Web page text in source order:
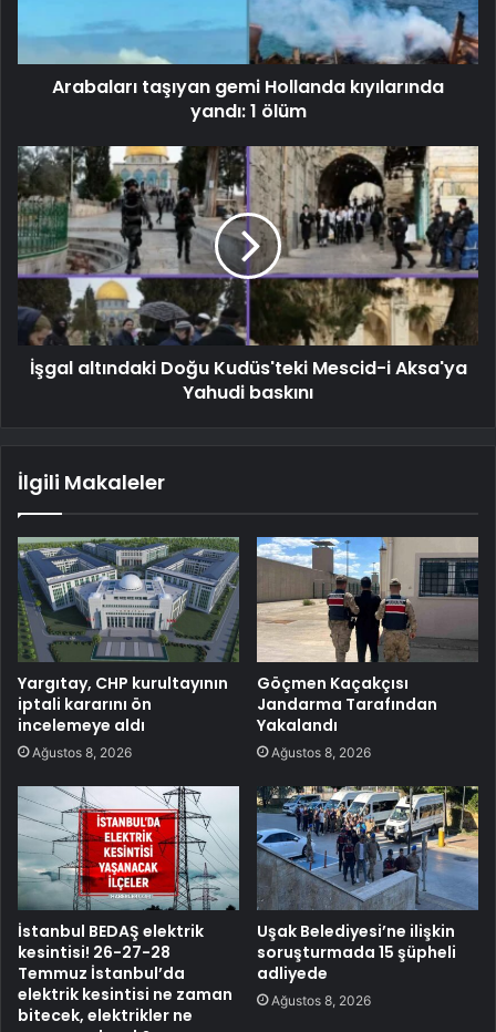
Arabaları taşıyan gemi Hollanda kıyılarında
yandı: 1 ölüm
İşgal altındaki Doğu Kudüs'teki Mescid-i Aksa'ya
Yahudi baskını
İlgili Makaleler
Yargıtay, CHP kurultayının
iptali kararını ön
incelemeye aldı
Ağustos 8, 2026
Göçmen Kaçakçısı
Jandarma Tarafından
Yakalandı
Ağustos 8, 2026
İstanbul BEDAŞ elektrik
kesintisi! 26-27-28
Temmuz İstanbul’da
elektrik kesintisi ne zaman
bitecek, elektrikler ne
Uşak Belediyesi’ne ilişkin
soruşturmada 15 şüpheli
adliyede
Ağustos 8, 2026